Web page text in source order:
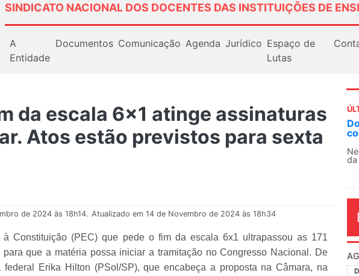
SINDICATO NACIONAL DOS DOCENTES DAS INSTITUIÇÕES DE
A
Entidade
Documentos Comunicação Agenda Jurídico Espaço de
Lutas
da escala 6x1 atinge assinaturas
Atos estão previstos para sexta
de 2024 às 18h14. Atualizado em 14 de Novembro de 2024 às 18h34
à Constituição (PEC) que pede o fim da escala 6x1 ultrapassou as 171
para que a matéria possa iniciar a tramitação no Congresso Nacional. De
federal Erika Hilton (PSol/SP), que encabeça a proposta na Câmara, na
Docentes paralisam novamente as
contra as políticas de Milei na Argentina
Nessa segunda-feira (3), sindicatos de
da educação superior e básica da Argentina...